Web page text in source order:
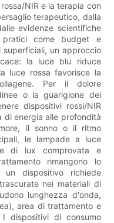
NIR e la terapia con
terapeutico, dalla
evidenze scientifiche
come budget e
un approccio
la luce blu riduce
luce rossa favorisce la
Per il dolore
o la guarigione dei
dispositivi rossi/NIR
di energia alle profondità
il sonno o il ritmo
le lampade a luce
di lux comprovata e
rimangono lo
dispositivo richiede
nei materiali di
lunghezza d'onda,
area di trattamento e
dispositivi di consumo